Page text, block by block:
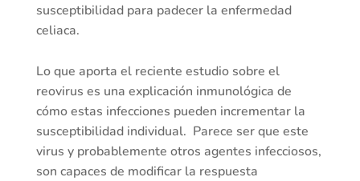
susceptibilidad para padecer la enfermedad
celiaca.
Lo que aporta el reciente estudio sobre el
reovirus es una explicación inmunológica de
cómo estas infecciones pueden incrementar la
susceptibilidad individual. Parece ser que este
virus y probablemente otros agentes infecciosos,
son capaces de modificar la respuesta